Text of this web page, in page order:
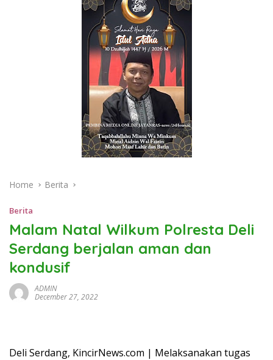
Home Berita
Berita
Malam Natal Wilkum Polresta Deli
Serdang berjalan aman dan
kondusif
ADMIN
December 27, 2022
Deli Serdang, KincirNews.com | Melaksanakan tugas